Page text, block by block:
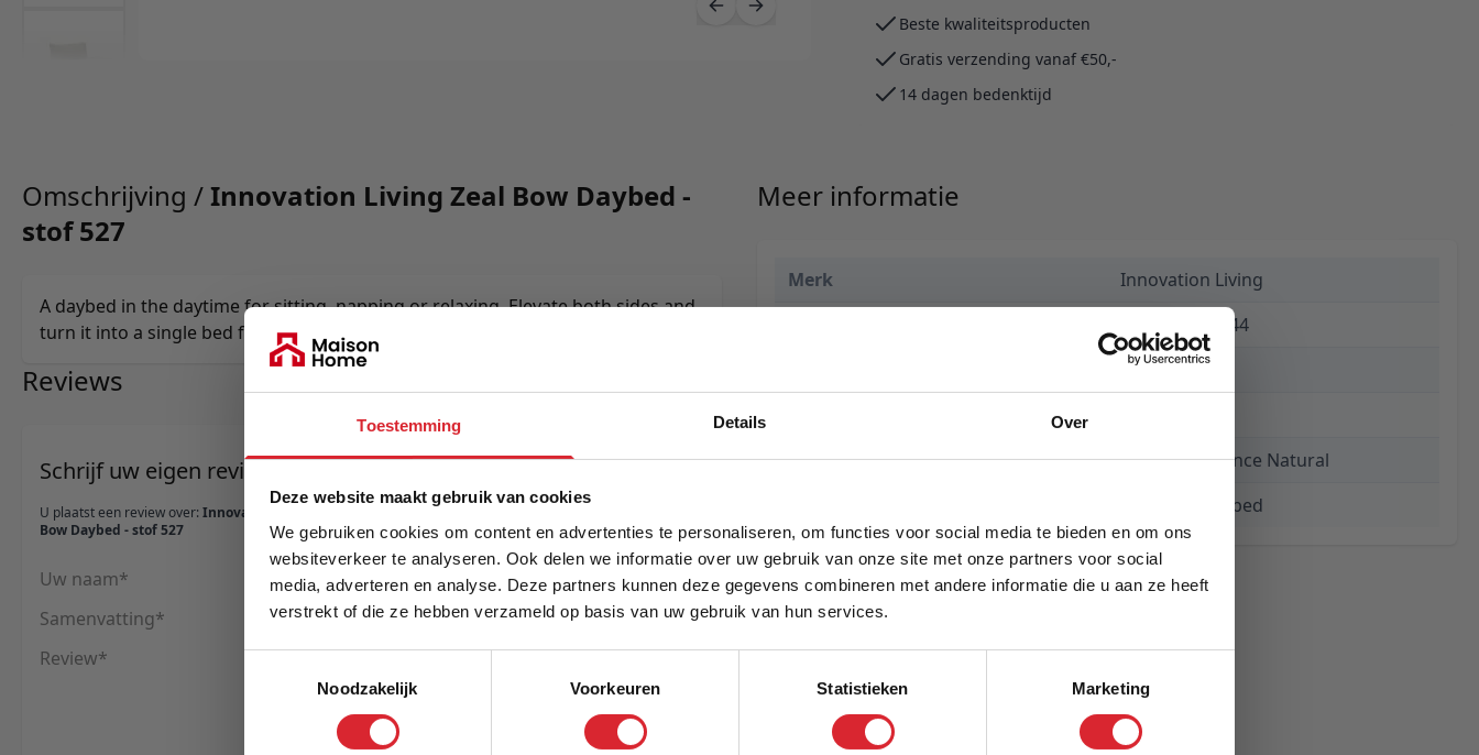
Toestemming Details Over
Deze website maakt gebruik van cookies
We gebruiken cookies om content en advertenties te personaliseren, om functies voor social media te bieden en om ons
websiteverkeer te analyseren. Ook delen we informatie over uw gebruik van onze site met onze partners voor social
media, adverteren en analyse. Deze partners kunnen deze gegevens combineren met andere informatie die u aan ze heeft
verstrekt of die ze hebben verzameld op basis van uw gebruik van hun services.
Noodzakelijk
Voorkeuren Statistieken Marketing
Beste kwaliteitsproducten
Gratis verzending vanaf €50,-
14 dagen bedenktijd
Omschrijving /Innovation Living Zeal Bow Daybed -
stof 527
A daybed in the daytime for sitting, napping or relaxing. Elevate both sides and
turn it into a single bed for guests that decide to stay over the night.
Reviews
Schrijf uw eigen review
U plaatst een review over: Innovation Living Zeal
Bow Daybed - stof 527
Uw naam
Samenvatting
Review
Meer informatie
Merk
Innovation Living
5700110946544
€ 1.015,00
Kleur
527 Mixed Dance Natural
Zeal Bow Daybed
5% Korting
Schrijf je in en ontvang direct een kortingscode